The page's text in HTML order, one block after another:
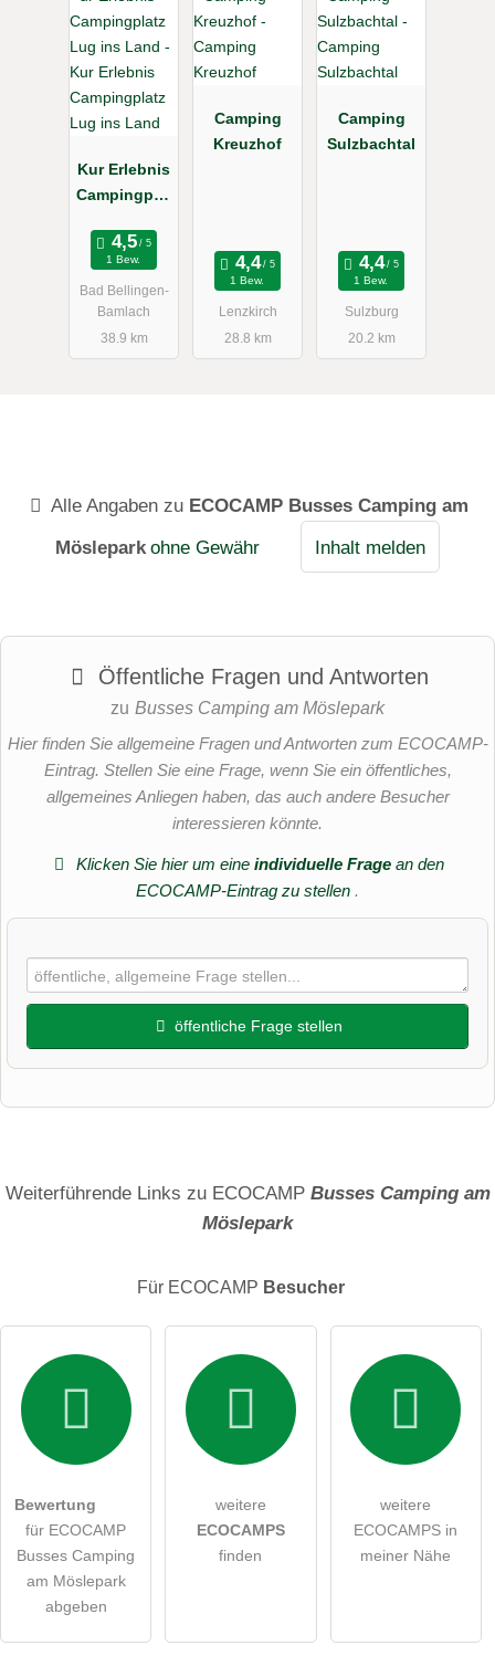
Kur Erlebnis
Campingplat
Land
1 Bew.
Bad Bellingen-
Bamlach
38.9 km
Camping
Kreuzhof
1 Bew.
Lenzkirch
28.8 km
Camping
Sulzbachtal
1 Bew.
Sulzburg
20.2 km
Alle Angaben zu ECOCAMP Busses Camping am
Möslepark ohne Gewähr Inhalt melden
Öffentliche Fragen und Antworten
zu Busses Camping am Möslepark
Hier finden Sie allgemeine Fragen und Antworten zum ECOCAMP-
Eintrag. Stellen Sie eine Frage, wenn Sie ein öffentliches,
allgemeines Anliegen haben, das auch andere Besucher
interessieren könnte.
Klicken Sie hier um eineindividuelle Frage an den
ECOCAMP-Eintrag zu stellen .
öffentliche Frage stellen
Hiermit akzeptiere ich die .
Die Datenschutzerklärunghabe ich zur Kenntnis genommen.
Besucher sichtbar
Klicken Sie hier um eine
Weiterführende Links zu ECOCAMP Busses Camping am
Möslepark
Für ECOCAMP Besucher
Bewertung
für ECOCAMP
Busses Camping
am Möslepark
abgeben
weitere
ECOCAMPS
finden
weitere
ECOCAMPS in
meiner Nähe